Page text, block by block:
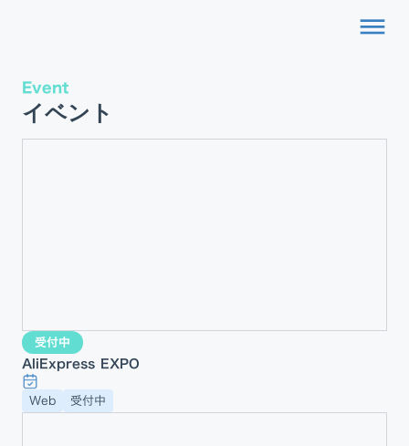
dehaze
Event
イベント
受付中
AliExpress EXPO
Web 受付中